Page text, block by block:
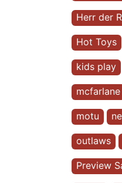
Herr der
Hot Toys
kids play
mcfarlane
motu
outlaws
Preview